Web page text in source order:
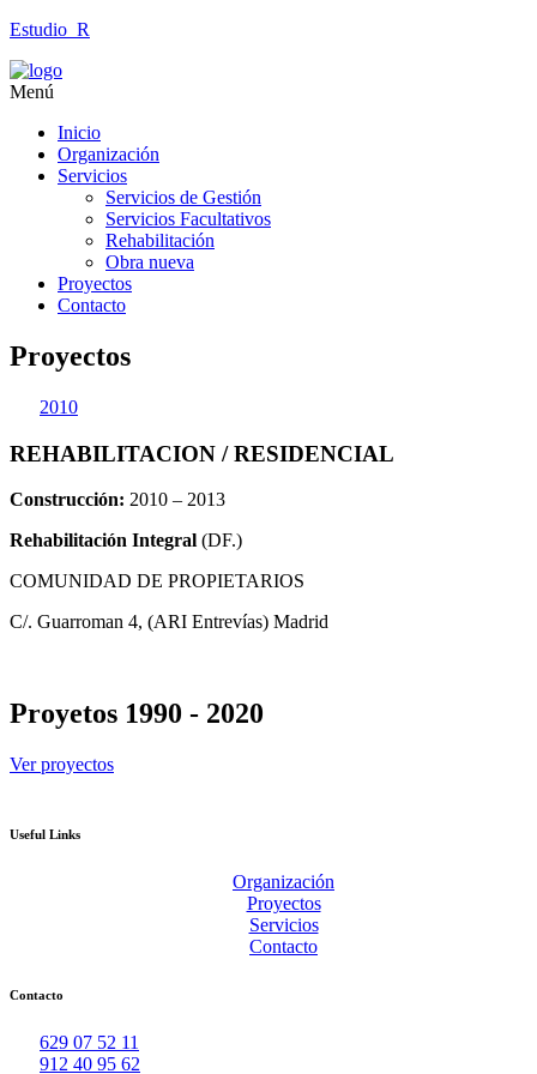
Estudio_R
Menú
Inicio
Organización
Servicios
Servicios de Gestión
Servicios Facultativos
Rehabilitación
Obra nueva
Proyectos
Contacto
Proyectos
2010
REHABILITACION / RESIDENCIAL
Construcción: 2010 – 2013
Rehabilitación Integral (DF.)
COMUNIDAD DE PROPIETARIOS
C/. Guarroman 4, (ARI Entrevías) Madrid
Proyetos 1990 - 2020
Ver proyectos
Useful Links
Organización
Proyectos
Servicios
Contacto
Contacto
629 07 52 11
912 40 95 62